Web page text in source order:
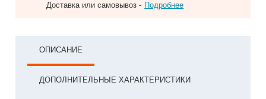
Доставка или самовывоз - Подробнее
ОПИСАНИЕ
ДОПОЛНИТЕЛЬНЫЕ ХАРАКТЕРИСТИКИ